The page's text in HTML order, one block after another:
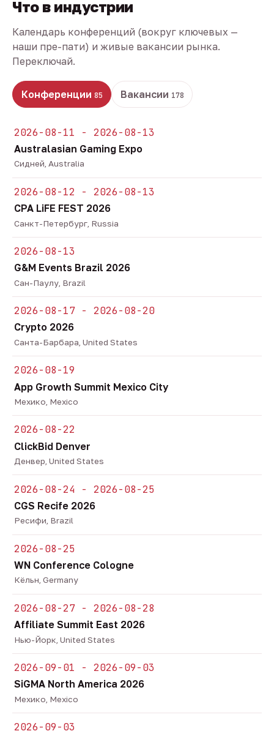
Что в индустрии
Календарь конференций (вокруг ключевых —
наши пре-пати) и живые вакансии рынка.
Переключай.
Конференции 85 Вакансии 178
2026-08-11 - 2026-08-13
Australasian Gaming Expo
Сидней, Australia
2026-08-12 - 2026-08-13
CPA LiFE FEST 2026
Санкт-Петербург, Russia
2026-08-13
G&M Events Brazil 2026
Сан-Паулу, Brazil
2026-08-17 - 2026-08-20
Crypto 2026
Санта-Барбара, United States
2026-08-19
App Growth Summit Mexico City
Мехико, Mexico
2026-08-22
ClickBid Denver
Денвер, United States
2026-08-24 - 2026-08-25
CGS Recife 2026
Ресифи, Brazil
2026-08-25
WN Conference Cologne
Кёльн, Germany
2026-08-27 - 2026-08-28
Affiliate Summit East 2026
Нью-Йорк, United States
2026-09-01 - 2026-09-03
SiGMA North America 2026
Мехико, Mexico
2026-09-03